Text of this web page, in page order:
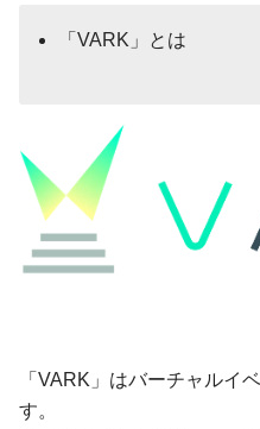
「VARK」とは
「VARK」はバーチャルイ
す。